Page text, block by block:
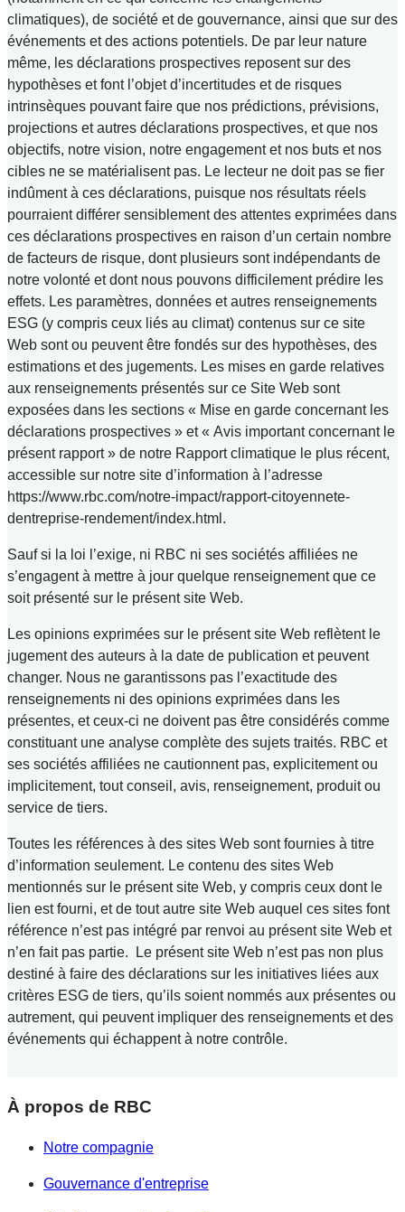
climatiques), de société et de gouvernance, ainsi que sur des
événements et des actions potentiels. De par leur nature
même, les déclarations prospectives reposent sur des
hypothèses et font l’objet d’incertitudes et de risques
intrinsèques pouvant faire que nos prédictions, prévisions,
projections et autres déclarations prospectives, et que nos
objectifs, notre vision, notre engagement et nos buts et nos
cibles ne se matérialisent pas. Le lecteur ne doit pas se fier
indûment à ces déclarations, puisque nos résultats réels
pourraient différer sensiblement des attentes exprimées dans
ces déclarations prospectives en raison d’un certain nombre
de facteurs de risque, dont plusieurs sont indépendants de
notre volonté et dont nous pouvons difficilement prédire les
effets. Les paramètres, données et autres renseignements
ESG (y compris ceux liés au climat) contenus sur ce site
Web sont ou peuvent être fondés sur des hypothèses, des
estimations et des jugements. Les mises en garde relatives
aux renseignements présentés sur ce Site Web sont
exposées dans les sections « Mise en garde concernant les
déclarations prospectives » et « Avis important concernant le
présent rapport » de notre Rapport climatique le plus récent,
accessible sur notre site d’information à l’adresse
https://www.rbc.com/notre-impact/rapport-citoyennete-
dentreprise-rendement/index.html.
Sauf si la loi l’exige, ni RBC ni ses sociétés affiliées ne
s’engagent à mettre à jour quelque renseignement que ce
soit présenté sur le présent site Web.
Les opinions exprimées sur le présent site Web reflètent le
jugement des auteurs à la date de publication et peuvent
changer. Nous ne garantissons pas l’exactitude des
renseignements ni des opinions exprimées dans les
présentes, et ceux-ci ne doivent pas être considérés comme
constituant une analyse complète des sujets traités. RBC et
ses sociétés affiliées ne cautionnent pas, explicitement ou
implicitement, tout conseil, avis, renseignement, produit ou
service de tiers.
Toutes les références à des sites Web sont fournies à titre
d’information seulement. Le contenu des sites Web
mentionnés sur le présent site Web, y compris ceux dont le
lien est fourni, et de tout autre site Web auquel ces sites font
référence n’est pas intégré par renvoi au présent site Web et
n’en fait pas partie. Le présent site Web n’est pas non plus
destiné à faire des déclarations sur les initiatives liées aux
critères ESG de tiers, qu’ils soient nommés aux présentes ou
autrement, qui peuvent impliquer des renseignements et des
événements qui échappent à notre contrôle.
À propos de RBC
Notre compagnie
Gouvernance d'entreprise